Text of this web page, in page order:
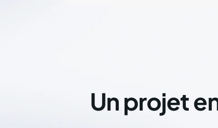
Un projet